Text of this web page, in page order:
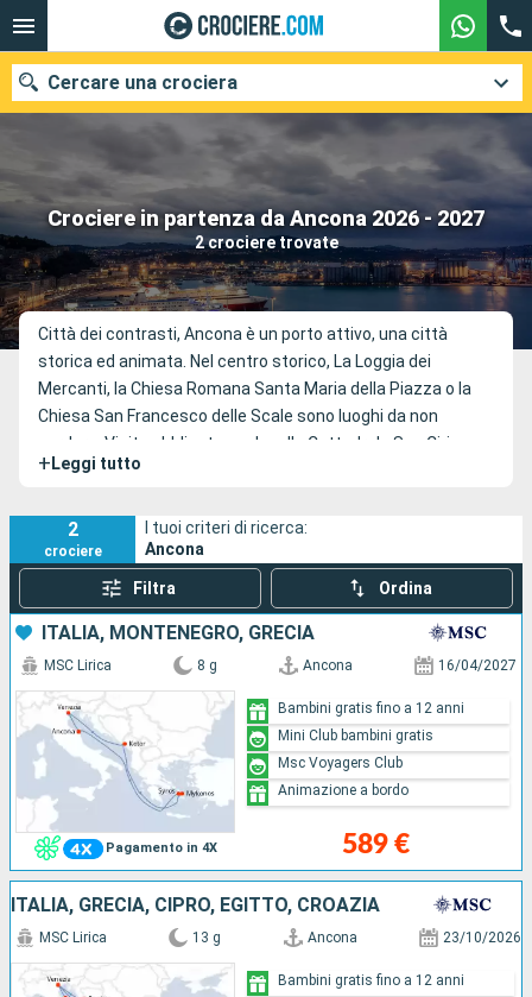
Crociere in partenza da Ancona 2026 - 2027
2 crociere trovate
Cercare una crociera
Le nostre destinazioni
Mesi di partenza
Porti Compagnie
Ricerca
Città dei contrasti, Ancona è un porto attivo, una città
storica ed animata. Nel centro storico, La Loggia dei
Mercanti, la Chiesa Romana Santa Maria della Piazza o la
Chiesa San Francesco delle Scale sono luoghi da non
perdere. Visita obbligata anche alla Cattedrale San Ciriaco
(Colle Guasco) dell\'XI e XIII secolo, la Fontana di Calamo,
Traiano o il Lazzaretto.
+ Leggi tutto
2
crociere
I tuoi criteri di ricerca:
Ancona
Filtra Ordina
ITALIA, MONTENEGRO, GRECIA
Pagamento in 4X
MSC Lirica 8 g Ancona 16/04/2027
589 €
Bambini gratis fino a 12 anni
Mini Club bambini gratis
Msc Voyagers Club
Animazione a bordo
ITALIA, GRECIA, CIPRO, EGITTO, CROAZIA
MSC Lirica 13 g Ancona 23/10/2026
Bambini gratis fino a 12 anni